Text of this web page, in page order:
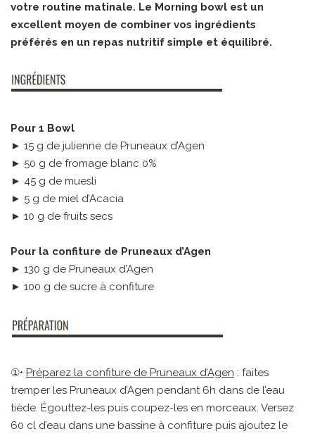
votre routine matinale. Le Morning bowl est un
excellent moyen de combiner vos ingrédients
préférés en un repas nutritif simple et équilibré.
Pour 1 Bowl
► 15 g de julienne de Pruneaux d’Agen
► 50 g de fromage blanc 0%
► 45 g de muesli
► 5 g de miel d’Acacia
► 10 g de fruits secs
Pour la confiture de Pruneaux d’Agen
► 130 g de Pruneaux d’Agen
► 100 g de sucre à confiture
①• Préparez la confiture de Pruneaux d’Agen : faites
tremper les Pruneaux d’Agen pendant 6h dans de l’eau
tiède. Égouttez-les puis coupez-les en morceaux. Versez
60 cl d’eau dans une bassine à confiture puis ajoutez le